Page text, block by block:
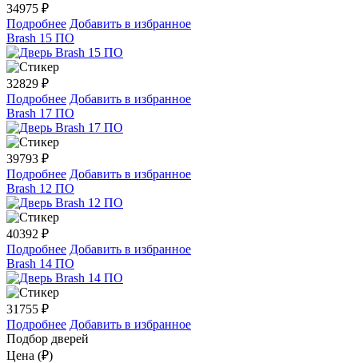
34975 ₽
Подробнее Добавить в избранное
Brash 15 ПО
32829 ₽
Подробнее Добавить в избранное
Brash 17 ПО
39793 ₽
Подробнее Добавить в избранное
Brash 12 ПО
40392 ₽
Подробнее Добавить в избранное
Brash 14 ПО
31755 ₽
Подробнее Добавить в избранное
Подбор дверей
Цена (₽)